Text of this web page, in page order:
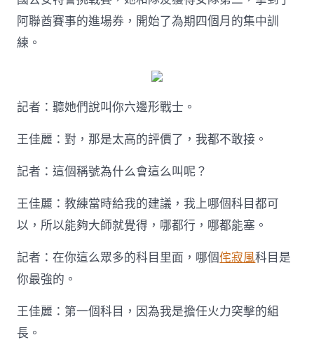
阿聯酋賽事的進場券，開始了為期四個月的集中訓
練。
記者：聽她們說叫你六邊形戰士。
王佳麗：對，那是太高的評價了，我都不敢接。
記者：這個稱號為什么會這么叫呢？
王佳麗：教練當時給我的建議，我上哪個科目都可
以，所以能夠大師就覺得，哪都行，哪都能塞。
記者：在你這么眾多的科目里面，哪個侘寂風科目是
你最強的。
王佳麗：第一個科目，因為我是擔任火力突擊的組
長。